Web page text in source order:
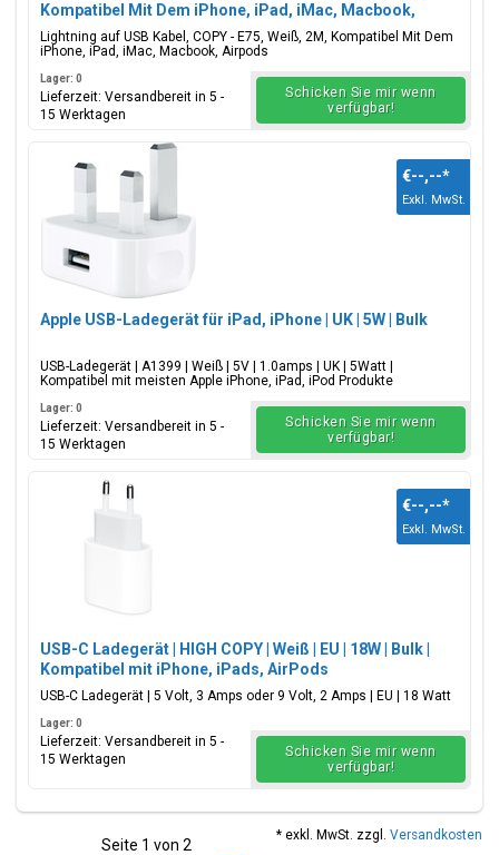
Kompatibel Mit Dem iPhone, iPad, iMac, Macbook,
Airpods
Lightning auf USB Kabel, COPY - E75, Weiß, 2M, Kompatibel Mit Dem
iPhone, iPad, iMac, Macbook, Airpods
Lager: 0
Lieferzeit: Versandbereit in 5 -
15 Werktagen
Schicken Sie mir wenn
verfügbar!
Apple USB-Ladegerät für iPad, iPhone | UK | 5W | Bulk
USB-Ladegerät | A1399 | Weiß | 5V | 1.0amps | UK | 5Watt |
Kompatibel mit meisten Apple iPhone, iPad, iPod Produkte
€--,--*
Exkl. MwSt.
Lager: 0
Lieferzeit: Versandbereit in 5 -
15 Werktagen
Schicken Sie mir wenn
verfügbar!
USB-C Ladegerät | HIGH COPY | Weiß | EU | 18W | Bulk |
Kompatibel mit iPhone, iPads, AirPods
USB-C Ladegerät | 5 Volt, 3 Amps oder 9 Volt, 2 Amps | EU | 18 Watt
€--,--*
Exkl. MwSt.
Lager: 0
Lieferzeit: Versandbereit in 5 -
15 Werktagen
Schicken Sie mir wenn
verfügbar!
* exkl. MwSt. zzgl. Versandkosten
Seite 1 von 2